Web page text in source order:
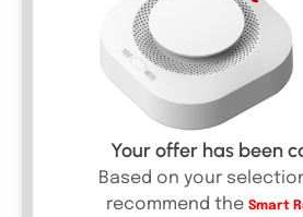
Your offer has been
Based on your
recommend the Smart